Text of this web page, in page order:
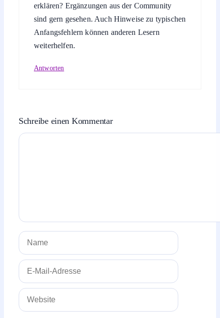
erklären? Ergänzungen aus der Community
sind gern gesehen. Auch Hinweise zu typischen
Anfangsfehlern können anderen Lesern
weiterhelfen.
Antworten
Schreibe einen Kommentar
Kommentar
Name
E-
Mail-
Adresse
Website